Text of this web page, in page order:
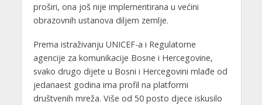
proširi, ona još nije implementirana u većini
obrazovnih ustanova diljem zemlje.
Prema istraživanju UNICEF-a i Regulatorne
agencije za komunikacije Bosne i Hercegovine,
svako drugo dijete u Bosni i Hercegovini mlađe od
jedanaest godina ima profil na platformi
društvenih mreža. Više od 50 posto djece iskusilo